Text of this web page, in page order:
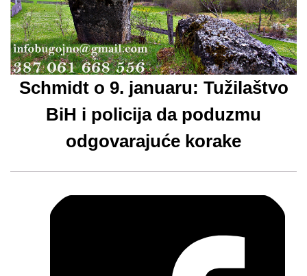
Schmidt o 9. januaru: Tužilaštvo
BiH i policija da poduzmu
odgovarajuće korake